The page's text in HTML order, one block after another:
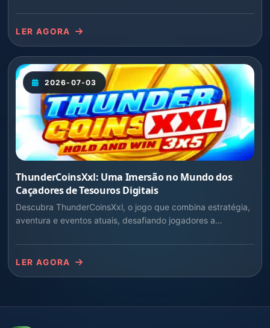
LER AGORA
2026-07-03
ThunderCoinsXxl: Uma Imersão no Mundo dos
Caçadores de Tesouros Digitais
Descubra ThunderCoinsXxl, o jogo que combina estratégia,
aventura e eventos atuais, desafiando jogadores a
do mundo real.
LER AGORA